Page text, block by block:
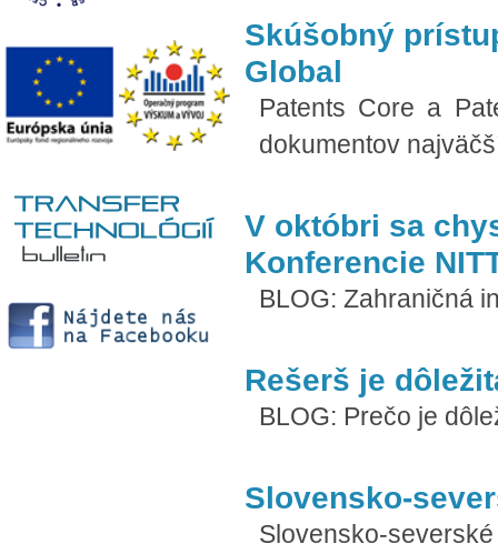
Skúšobný
Global
Patents Core a
dokumentov
V októbri sa
Konferencie
BLOG: Zahraničná
Rešerš je
BLOG: Prečo je
Slovensko-
Slovensko-